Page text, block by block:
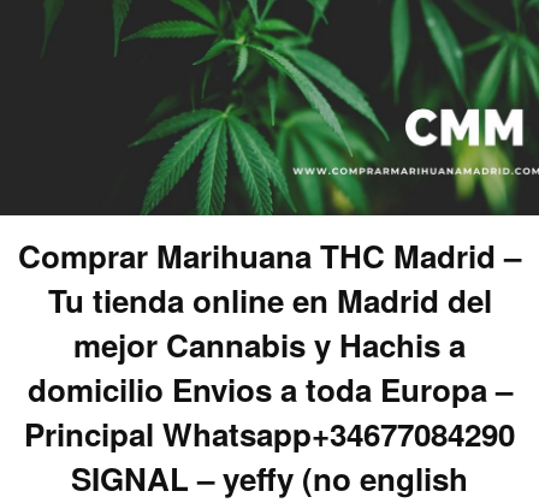
Comprar Marihuana THC Madrid –
Tu tienda online en Madrid del
mejor Cannabis y Hachis a
domicilio Envios a toda Europa –
Principal Whatsapp+34677084290
SIGNAL – yeffy (no english